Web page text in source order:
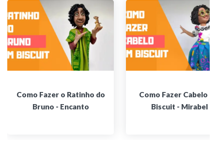
Como Fazer o Ratinho do
Bruno - Encanto
Como Fazer Cabelo
Biscuit - Mirabel